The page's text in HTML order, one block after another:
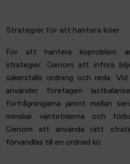
Strategier för att hantera köer
För att hantera köproblem
strategier. Genom att införa
säkerställs ordning och reda.
använder företagen
förfrågningarna jämnt mellan
minskar väntetiderna och
Genom att använda rätt
förvandlas till en ordnad kö.